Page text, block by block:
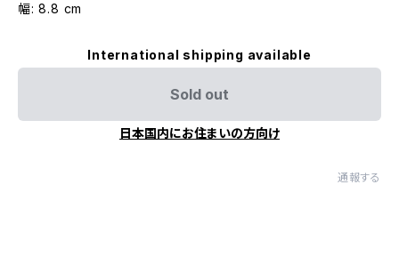
幅: 8.8 cm
International shipping available
Sold out
日本国内にお住まいの方向け
通報する